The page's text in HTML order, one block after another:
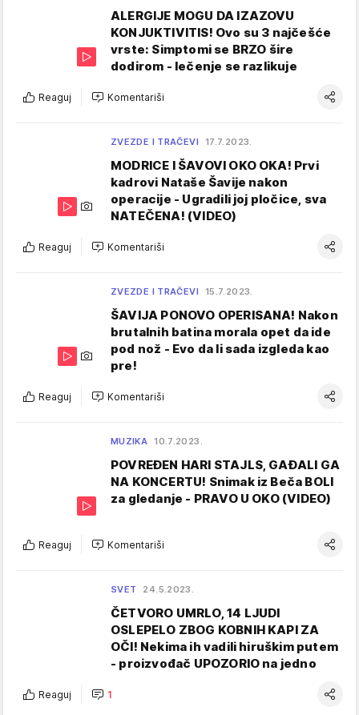
ALERGIJE MOGU DA IZAZOVU
KONJUKTIVITIS! Ovo su 3 najčešće
vrste: Simptomi se BRZO šire
dodirom - lečenje se razlikuje
Reaguj Komentariši
ZVEZDE I TRAČEVI 17.7.2023.
MODRICE I ŠAVOVI OKO OKA! Prvi
kadrovi Nataše Šavije nakon
operacije - Ugradili joj pločice, sva
NATEČENA! (VIDEO)
Reaguj Komentariši
ZVEZDE I TRAČEVI 15.7.2023.
ŠAVIJA PONOVO OPERISANA! Nakon
brutalnih batina morala opet da ide
pod nož - Evo da li sada izgleda kao
pre!
Reaguj Komentariši
MUZIKA 10.7.2023.
POVREĐEN HARI STAJLS, GAĐALI GA
NA KONCERTU! Snimak iz Beča BOLI
za gledanje - PRAVO U OKO (VIDEO)
Reaguj Komentariši
SVET 24.5.2023.
ČETVORO UMRLO, 14 LJUDI
OSLEPELO ZBOG KOBNIH KAPI ZA
OČI! Nekima ih vadili hiruškim putem
- proizvođač UPOZORIO na jedno
Reaguj 1